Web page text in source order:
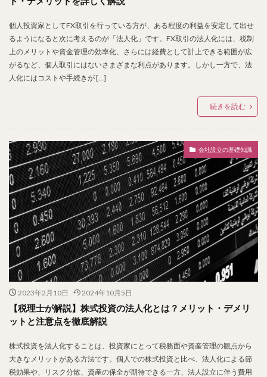
個人投資家としてFX取引を行っている方が、ある程度の利益を安定して出せ
るようになると次に考えるのが「法人化」です。FX取引の法人化には、税制
上のメリットや資金管理の効率化、さらには経費として計上できる範囲が広
がるなど、個人取引にはないさまざまな利点があります。しかし一方で、法
人化にはコストや手続きが […]
続きを読む
会社設立の基礎知識
2023年2月10日 2024年10月5日
【税理士が解説】株式投資の法人化とは？メリット・デメリ
ットと注意点を徹底解説
株式投資を法人化することは、投資家にとって税務面や資産管理の観点から
大きなメリットがある方法です。個人での株式投資と比べ、法人化による節
税効果や、リスク分散、資産の保全が期待できる一方、法人設立に伴う費用